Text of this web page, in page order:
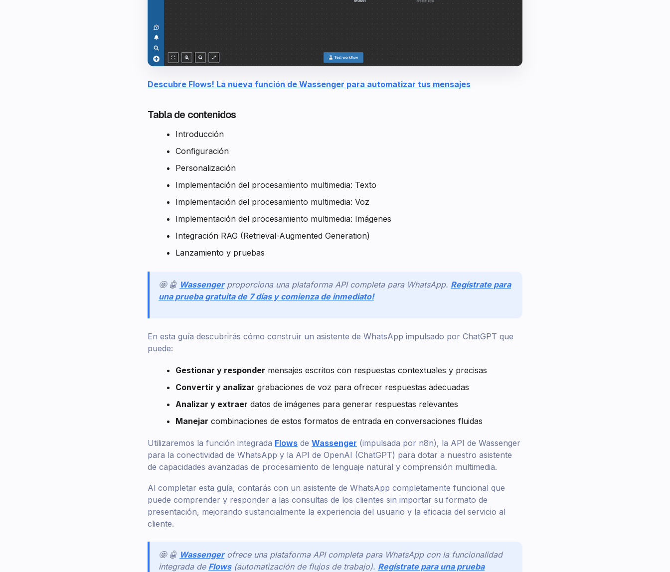
Descubre Flows! La nueva función de Wassenger para automatizar tus mensajes
Tabla de contenidos
Introducción
Configuración
Personalización
Implementación del procesamiento multimedia: Texto
Implementación del procesamiento multimedia: Voz
Implementación del procesamiento multimedia: Imágenes
Integración RAG (Retrieval-Augmented Generation)
Lanzamiento y pruebas
🤩 🤖 Wassenger proporciona una plataforma API completa para WhatsApp. Regístrate para
una prueba gratuita de 7 días y comienza de inmediato!
En esta guía descubrirás cómo construir un asistente de WhatsApp impulsado por ChatGPT que
puede:
Gestionar y responder mensajes escritos con respuestas contextuales y precisas
Convertir y analizar grabaciones de voz para ofrecer respuestas adecuadas
Analizar y extraer datos de imágenes para generar respuestas relevantes
Manejar combinaciones de estos formatos de entrada en conversaciones fluidas
Utilizaremos la función integrada Flows de Wassenger (impulsada por n8n), la API de Wassenger
para la conectividad de WhatsApp y la API de OpenAI (ChatGPT) para dotar a nuestro asistente
de capacidades avanzadas de procesamiento de lenguaje natural y comprensión multimedia.
Al completar esta guía, contarás con un asistente de WhatsApp completamente funcional que
puede comprender y responder a las consultas de los clientes sin importar su formato de
presentación, mejorando sustancialmente la experiencia del usuario y la eficacia del servicio al
cliente.
🤩 🤖 Wassenger ofrece una plataforma API completa para WhatsApp con la funcionalidad
integrada de Flows (automatización de flujos de trabajo). Regístrate para una prueba